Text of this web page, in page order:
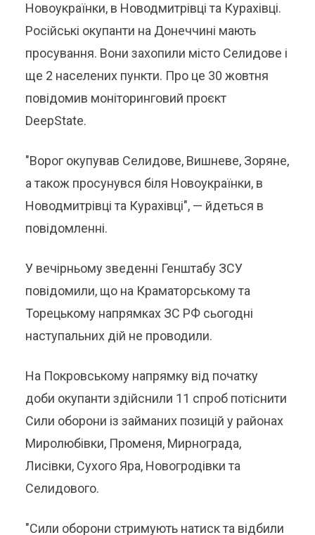
Новоукраїнки, в Новодмитрівці та Курахівці.
Російські окупанти на Донеччині мають
просування. Вони захопили місто Селидове і
ще 2 населених пункти. Про це 30 жовтня
повідомив моніторинговий проєкт
DeepState.
"Ворог окупував Селидове, Вишневе, Зоряне,
а також просунувся біля Новоукраїнки, в
Новодмитрівці та Курахівці", — йдеться в
повідомленні.
У вечірньому зведенні Генштабу ЗСУ
повідомили, що на Краматорському та
Торецькому напрямках ЗС РФ сьогодні
наступальних дій не проводили.
На Покровському напрямку від початку
доби окупанти здійснили 11 спроб потіснити
Сили оборони із займаних позицій у районах
Миролюбівки, Променя, Мирнограда,
Лисівки, Сухого Яра, Новогродівки та
Селидового.
"Сили оборони стримують натиск та відбили